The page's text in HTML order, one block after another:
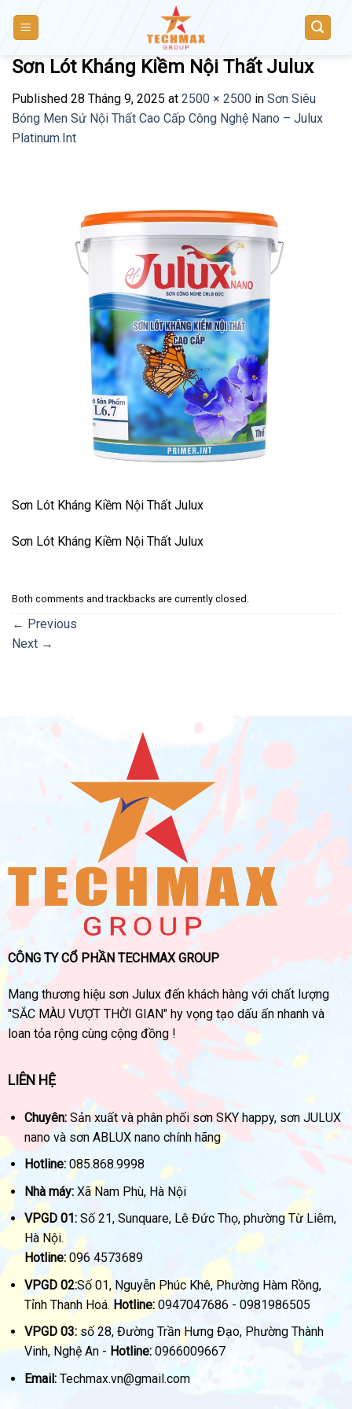
Sơn Lót Kháng Kiềm Nội Thất Julux
Published 28 Tháng 9, 2025 at 2500 × 2500 in Sơn Siêu
Bóng Men Sứ Nội Thất Cao Cấp Công Nghệ Nano – Julux
Platinum.Int
Sơn Lót Kháng Kiềm Nội Thất Julux
Sơn Lót Kháng Kiềm Nội Thất Julux
Both comments and trackbacks are currently closed.
← Previous
Next →
CÔNG TY CỔ PHẦN TECHMAX GROUP
Mang thương hiệu sơn Julux đến khách hàng với chất lượng
"SẮC MÀU VƯỢT THỜI GIAN" hy vọng tạo dấu ấn nhanh và
loan tỏa rộng cùng cộng đồng !
LIÊN HỆ
Chuyên:Sản xuất và phân phối sơn SKY happy, sơn JULUX
nano và sơn ABLUX nano chính hãng
Hotline:085.868.9998
Nhà máy:Xã Nam Phù, Hà Nội
VPGD 01:Số 21, Sunquare, Lê Đức Thọ, phường Từ Liêm,
Hà Nội.
Hotline:096 4573689
VPGD 02:Số 01, Nguyễn Phúc Khê, Phường Hàm Rồng,
Tỉnh Thanh Hoá.Hotline:0947047686 - 0981986505
VPGD 03:số 28, Đường Trần Hưng Đạo, Phường Thành
Vinh, Nghệ An - Hotline:0966009667
Email:Techmax.vn@gmail.com